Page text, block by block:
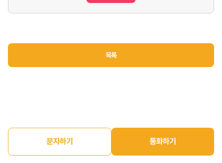
목록
문자하기 통화하기
홈 구인정보 구직정보